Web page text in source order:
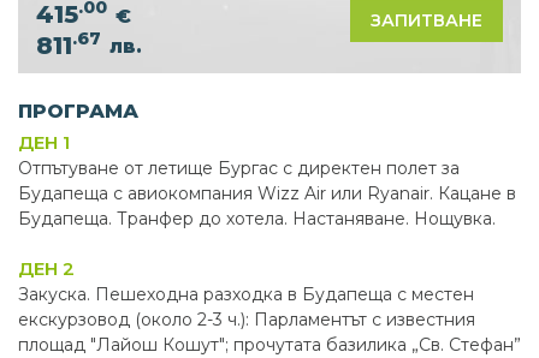
415.00 €
811.67 лв.
ЗАПИТВАНЕ
ПРОГРАМА
ДЕН 1
Отпътуване от летище Бургас с директен полет за
Будапеща с авиокомпания Wizz Air или Ryanair. Кацане в
Будапеща. Транфер до хотела. Настаняване. Нощувка.
ДЕН 2
Закуска. Пешеходна разходка в Будапеща с местен
екскурзовод (около 2-3 ч.): Парламентът с известния
площад "Лайош Кошут"; прочутата базилика „Св. Стефан”